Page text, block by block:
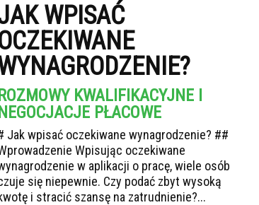
WPISAĆ
ROZMOWY KWALIFIKACYJNE I
NEGOCJACJE PŁACOWE
Jak wpisać oczekiwane wynagrodzenie? ##
Wpisując oczekiwane
w aplikacji o pracę, wiele osób
się niepewnie. Czy podać zbyt wysoką
i stracić szansę na zatrudnienie?...